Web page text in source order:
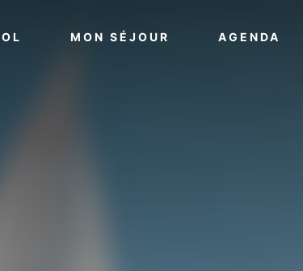
VOIR PLUSMON SÉJOUR VOIR PLUSAGENDA